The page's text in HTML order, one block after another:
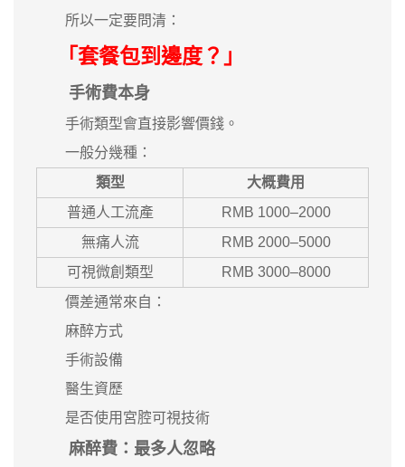
所以一定要問清：
「套餐包到邊度？」
手術費本身
手術類型會直接影響價錢。
一般分幾種：
類型
大概費用
普通人工流產
RMB 1000–2000
無痛人流
RMB 2000–5000
可視微創類型
RMB 3000–8000
價差通常來自：
麻醉方式
手術設備
醫生資歷
是否使用宮腔可視技術
麻醉費：最多人忽略